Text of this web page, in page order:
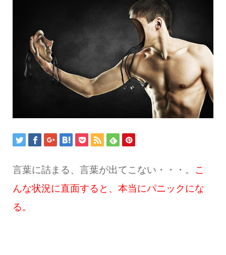
言葉に詰まる、言葉が出てこない・・・。
こ
んな状況に直面すると、本当にパニックにな
る。